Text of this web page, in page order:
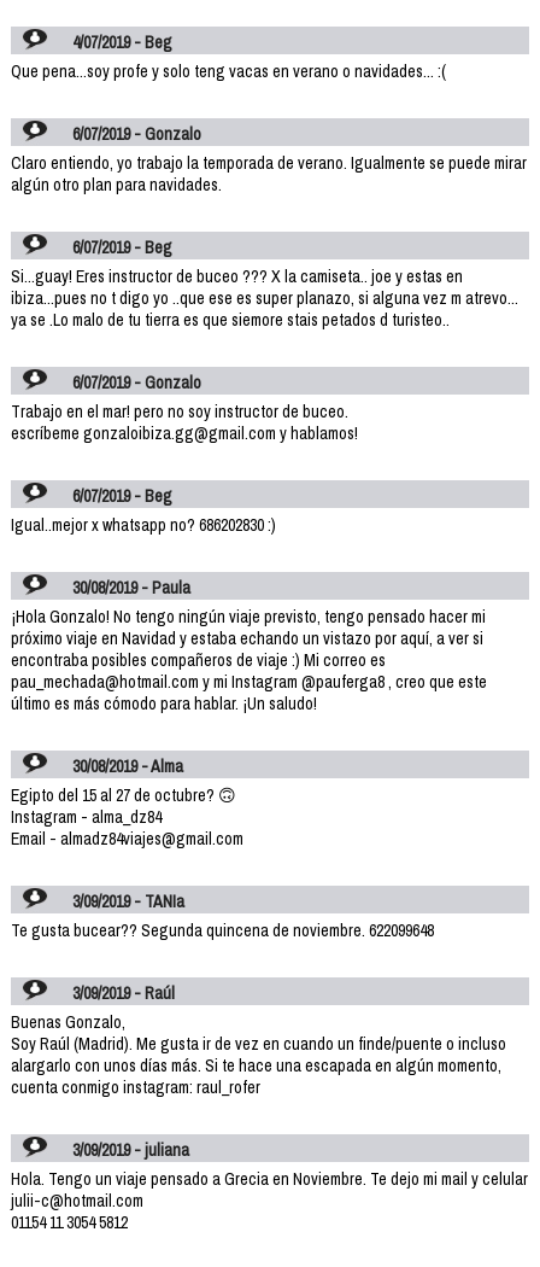
4/07/2019 - Beg
Que pena...soy profe y solo teng vacas en verano o navidades... :(
6/07/2019 - Gonzalo
Claro entiendo, yo trabajo la temporada de verano. Igualmente se puede mirar
algún otro plan para navidades.
6/07/2019 - Beg
Si...guay! Eres instructor de buceo ??? X la camiseta.. joe y estas en
ibiza...pues no t digo yo ..que ese es super planazo, si alguna vez m atrevo...
ya se .Lo malo de tu tierra es que siemore stais petados d turisteo..
6/07/2019 - Gonzalo
Trabajo en el mar! pero no soy instructor de buceo.
escríbeme gonzaloibiza.gg@gmail.com y hablamos!
6/07/2019 - Beg
Igual..mejor x whatsapp no? 686202830 :)
30/08/2019 - Paula
¡Hola Gonzalo! No tengo ningún viaje previsto, tengo pensado hacer mi
próximo viaje en Navidad y estaba echando un vistazo por aquí, a ver si
encontraba posibles compañeros de viaje :) Mi correo es
pau_mechada@hotmail.com y mi Instagram @pauferga8 , creo que este
último es más cómodo para hablar. ¡Un saludo!
30/08/2019 - Alma
Egipto del 15 al 27 de octubre? 🙃
Instagram - alma_dz84
Email - almadz84viajes@gmail.com
3/09/2019 - TANIa
Te gusta bucear?? Segunda quincena de noviembre. 622099648
3/09/2019 - Raúl
Buenas Gonzalo,
Soy Raúl (Madrid). Me gusta ir de vez en cuando un finde/puente o incluso
alargarlo con unos días más. Si te hace una escapada en algún momento,
cuenta conmigo instagram: raul_rofer
3/09/2019 - juliana
Hola. Tengo un viaje pensado a Grecia en Noviembre. Te dejo mi mail y celular
julii-c@hotmail.com
01154 11 3054 5812